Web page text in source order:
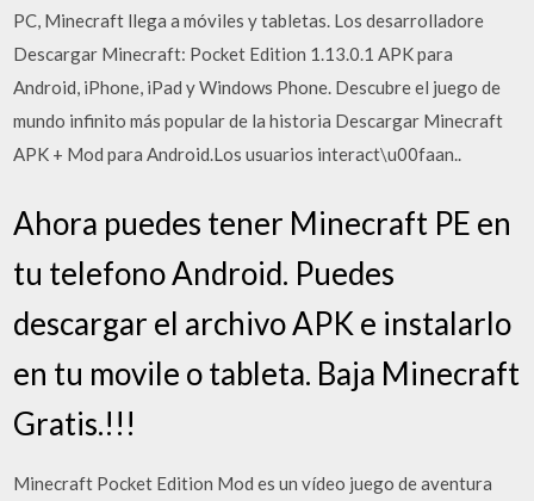
PC, Minecraft llega a móviles y tabletas. Los desarrolladore
Descargar Minecraft: Pocket Edition 1.13.0.1 APK para
Android, iPhone, iPad y Windows Phone. Descubre el juego de
mundo infinito más popular de la historia Descargar Minecraft
APK + Mod para Android.Los usuarios interact\u00faan..
Ahora puedes tener Minecraft PE en
tu telefono Android. Puedes
descargar el archivo APK e instalarlo
en tu movile o tableta. Baja Minecraft
Gratis.!!!
Minecraft Pocket Edition Mod es un vídeo juego de aventura